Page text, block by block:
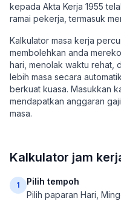
kepada Akta Kerja 1955
ramai pekerja, termasuk
Kalkulator masa kerja
membolehkan anda
hari, menolak waktu rehat,
lebih masa secara
berkuat kuasa. Masukkan
mendapatkan anggaran
masa.
Kalkulator jam
1
Pilih tempoh
Pilih paparan Hari,